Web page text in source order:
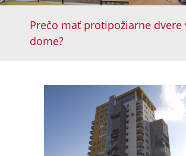
Prečo mať protipožiarne dvere
dome?